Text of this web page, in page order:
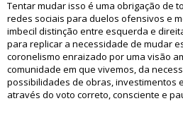
Tentar mudar isso é uma obrigação de
redes sociais para duelos ofensivos e
imbecil distinção entre esquerda e
para replicar a necessidade de mudar
coronelismo enraizado por uma visão
comunidade em que vivemos, da
possibilidades de obras, investimentos
através do voto correto, consciente e